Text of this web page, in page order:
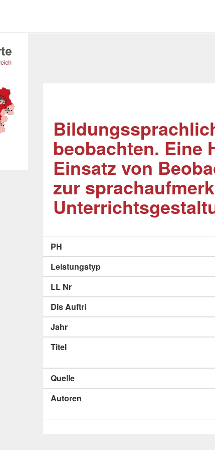
beobachten. Eine
Einsatz von
zur
PH
Leistungstyp
LL Nr
Dis Auftri
Jahr
Titel
Quelle
Autoren